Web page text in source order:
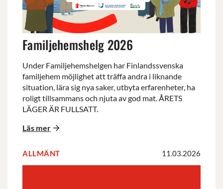
Familjehemshelg 2026
Under Familjehemshelgen har Finlandssvenska
familjehem möjlighet att träffa andra i liknande
situation, lära sig nya saker, utbyta erfarenheter, ha
roligt tillsammans och njuta av god mat. ÅRETS
LÄGER ÄR FULLSATT.
Läs mer
ALLMÄNT 11.03.2026